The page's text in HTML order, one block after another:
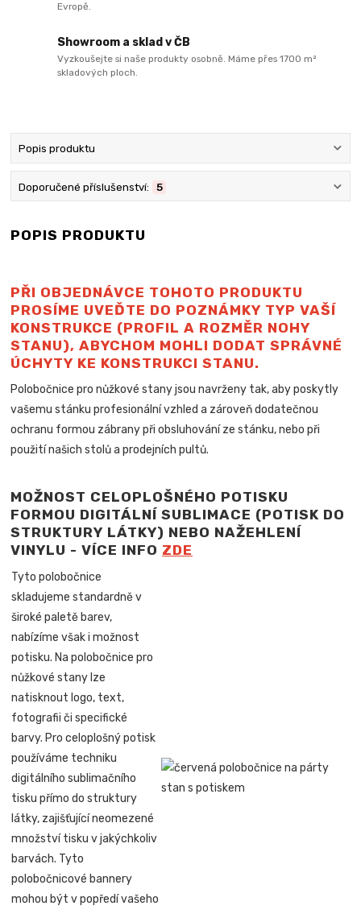
Evropě.
Showroom a sklad v ČB
Vyzkoušejte si naše produkty osobně. Máme přes 1700 m²
skladových ploch.
Popis produktu
Doporučené příslušenství: 5
POPIS PRODUKTU
PŘI OBJEDNÁVCE TOHOTO PRODUKTU
PROSÍME UVEĎTE DO POZNÁMKY TYP VAŠÍ
KONSTRUKCE (PROFIL A ROZMĚR NOHY
STANU), ABYCHOM MOHLI DODAT SPRÁVNÉ
ÚCHYTY KE KONSTRUKCI STANU.
Polobočnice pro nůžkové stany jsou navrženy tak, aby poskytly
vašemu stánku profesionální vzhled a zároveň dodatečnou
ochranu formou zábrany při obsluhování ze stánku, nebo při
použití našich stolů aprodejních pultů.
MOŽNOST CELOPLOŠNÉHO POTISKU
FORMOU DIGITÁLNÍ SUBLIMACE (POTISK DO
STRUKTURY LÁTKY) NEBO NAŽEHLENÍ
VINYLU - VÍCE INFO ZDE
Tyto polobočnice
skladujeme standardně v
široké paletě barev,
nabízíme však i možnost
potisku. Na polobočnice pro
nůžkové stany lze
natisknout logo, text,
fotografii či specifické
barvy. Pro celoplošný potisk
používáme techniku
digitálního sublimačního
tisku přímo do struktury
látky, zajišťující neomezené
množství tisku v jakýchkoliv
barvách. Tyto
polobočnicové bannery
mohou být v popředí vašeho